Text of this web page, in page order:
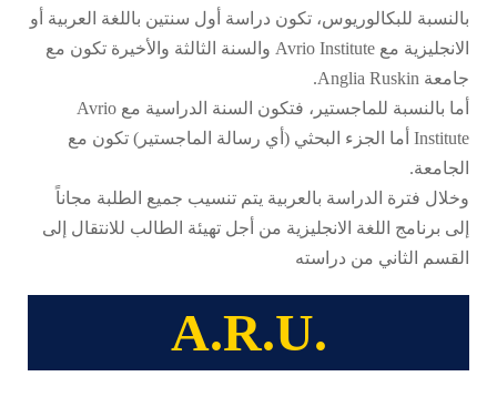
بالنسبة للبكالوريوس، تكون دراسة أول سنتين باللغة العربية أو
الانجليزية مع Avrio Institute والسنة الثالثة والأخيرة تكون مع
جامعة Anglia Ruskin.
أما بالنسبة للماجستير، فتكون السنة الدراسية مع Avrio
Institute أما الجزء البحثي (أي رسالة الماجستير) تكون مع
الجامعة.
وخلال فترة الدراسة بالعربية يتم تنسيب جميع الطلبة مجاناً
إلى برنامج اللغة الانجليزية من أجل تهيئة الطالب للانتقال إلى
القسم الثاني من دراسته
A.R.U.